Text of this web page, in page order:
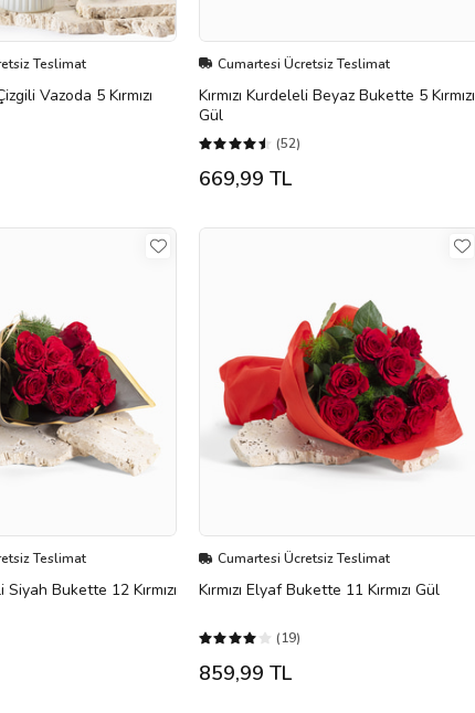
Teslimat
Vazoda 5 Kırmızı
Cumartesi Ücretsiz Teslimat
Kırmızı Kurdeleli Beyaz Bukette 5 Kırmızı
Gül
(52)
669,99 TL
Teslimat
Siyah Bukette 12 Kırmızı
Cumartesi Ücretsiz Teslimat
Kırmızı Elyaf Bukette 11 Kırmızı Gül
(19)
859,99 TL